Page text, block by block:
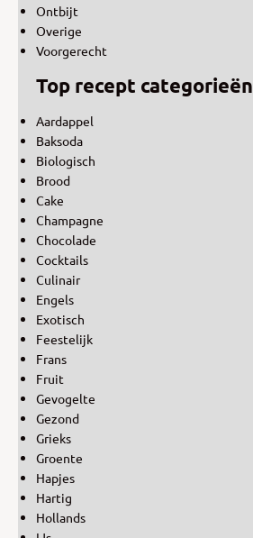
Ontbijt
Overige
Voorgerecht
Top recept categorieën
Aardappel
Baksoda
Biologisch
Brood
Cake
Champagne
Chocolade
Cocktails
Culinair
Engels
Exotisch
Feestelijk
Frans
Fruit
Gevogelte
Gezond
Grieks
Groente
Hapjes
Hartig
Hollands